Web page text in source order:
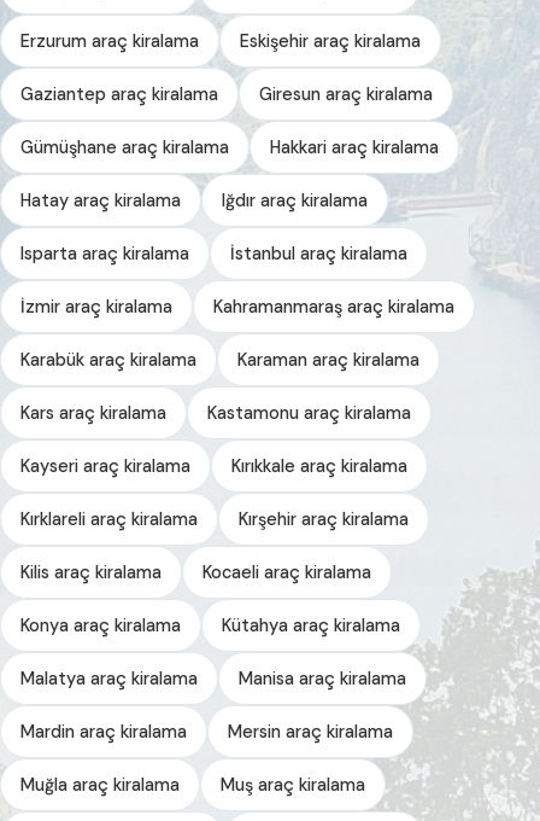
Erzurum araç kiralama Eskişehir araç kiralama
Gaziantep araç kiralama Giresun araç kiralama
Gümüşhane araç kiralama Hakkari araç kiralama
Hatay araç kiralama Iğdır araç kiralama
Isparta araç kiralama İstanbul araç kiralama
İzmir araç kiralama Kahramanmaraş araç kiralama
Karabük araç kiralama Karaman araç kiralama
Kars araç kiralama Kastamonu araç kiralama
Kayseri araç kiralama Kırıkkale araç kiralama
Kırklareli araç kiralama Kırşehir araç kiralama
Kilis araç kiralama Kocaeli araç kiralama
Konya araç kiralama Kütahya araç kiralama
Malatya araç kiralama Manisa araç kiralama
Mardin araç kiralama Mersin araç kiralama
Muğla araç kiralama Muş araç kiralama